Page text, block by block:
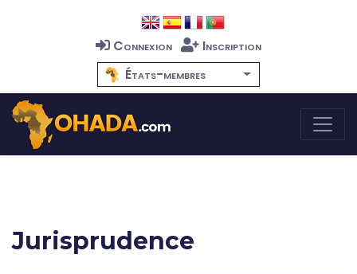
Connexion
Inscription
États-membres
Jurisprudence